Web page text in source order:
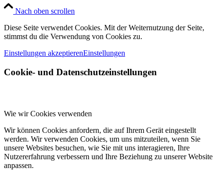
Nach oben scrollen
Diese Seite verwendet Cookies. Mit der Weiternutzung der Seite,
stimmst du die Verwendung von Cookies zu.
Einstellungen akzeptierenEinstellungen
Cookie- und Datenschutzeinstellungen
Wie wir Cookies verwenden
Wir können Cookies anfordern, die auf Ihrem Gerät eingestellt
werden. Wir verwenden Cookies, um uns mitzuteilen, wenn Sie
unsere Websites besuchen, wie Sie mit uns interagieren, Ihre
Nutzererfahrung verbessern und Ihre Beziehung zu unserer Website
anpassen.